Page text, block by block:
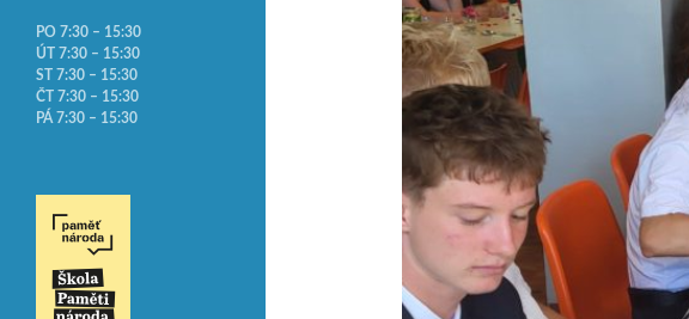
PO 7:30 – 15:30
ÚT 7:30 – 15:30
ST 7:30 – 15:30
ČT 7:30 – 15:30
PÁ 7:30 – 15:30